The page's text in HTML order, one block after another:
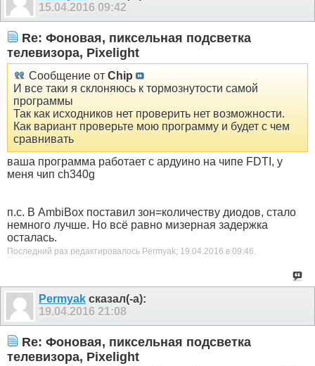
15.04.2016 09:42
Re: Фоновая, пиксельная подсветка
телевизора, Pixelight
Сообщение от Chip
И все таки я склоняюсь к тормознутости самой
программы
Так как исходников нет проверить нет возможности.
Как вариант проверьте мою программу и будет с чем
сравнивать
ваша программа работает с ардуино на чипе FDTI, у
меня чип ch340g
п.с. В AmbiBox поставил зон=количеству диодов, стало
немного лучше. Но всё равно мизерная задержка
осталась.
Последний раз редактировалось Permyak; 19.04.2016 в 09:46.
Permyak сказал(-а):
19.04.2016 21:08
Re: Фоновая, пиксельная подсветка
телевизора, Pixelight